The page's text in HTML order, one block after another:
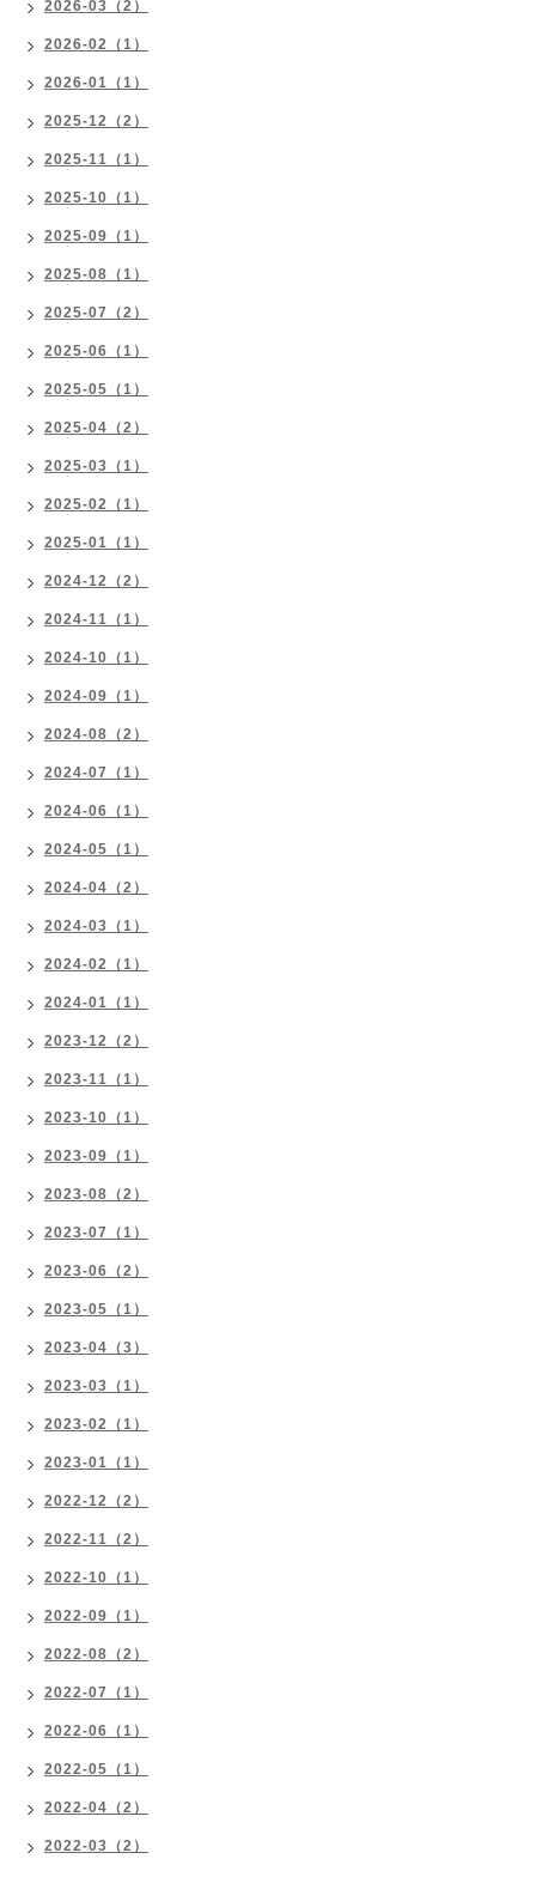
2026-03（2）
2026-02（1）
2026-01（1）
2025-12（2）
2025-11（1）
2025-10（1）
2025-09（1）
2025-08（1）
2025-07（2）
2025-06（1）
2025-05（1）
2025-04（2）
2025-03（1）
2025-02（1）
2025-01（1）
2024-12（2）
2024-11（1）
2024-10（1）
2024-09（1）
2024-08（2）
2024-07（1）
2024-06（1）
2024-05（1）
2024-04（2）
2024-03（1）
2024-02（1）
2024-01（1）
2023-12（2）
2023-11（1）
2023-10（1）
2023-09（1）
2023-08（2）
2023-07（1）
2023-06（2）
2023-05（1）
2023-04（3）
2023-03（1）
2023-02（1）
2023-01（1）
2022-12（2）
2022-11（2）
2022-10（1）
2022-09（1）
2022-08（2）
2022-07（1）
2022-06（1）
2022-05（1）
2022-04（2）
2022-03（2）